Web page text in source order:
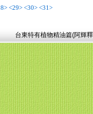
<29> <30> <31>
台東特有植物精油篇(阿